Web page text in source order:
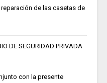
de las casetas de
DE SEGURIDAD PRIVADA
con la presente